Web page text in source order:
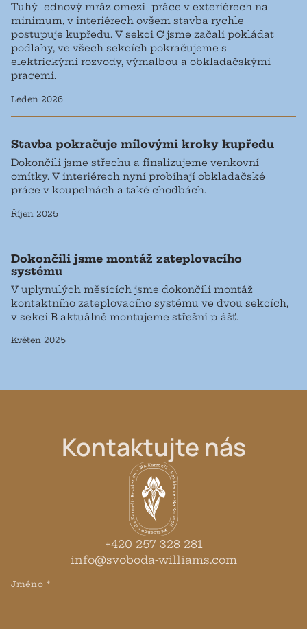
Tuhý lednový mráz omezil práce v exteriérech na
minimum, v interiérech ovšem stavba rychle
postupuje kupředu. V sekci C jsme začali pokládat
podlahy, ve všech sekcích pokračujeme s
elektrickými rozvody, výmalbou a obkladačskými
pracemi.
Leden 2026
Stavba pokračuje mílovými kroky kupředu
Dokončili jsme střechu a finalizujeme venkovní
omítky. V interiérech nyní probíhají obkladačské
práce v koupelnách a také chodbách.
Říjen 2025
Dokončili jsme montáž zateplovacího
systému
V uplynulých měsících jsme dokončili montáž
kontaktního zateplovacího systému ve dvou sekcích,
v sekci B aktuálně montujeme střešní plášť.
Květen 2025
Kontaktujte nás
+420 257 328 281
info@svoboda-williams.com
Jméno *